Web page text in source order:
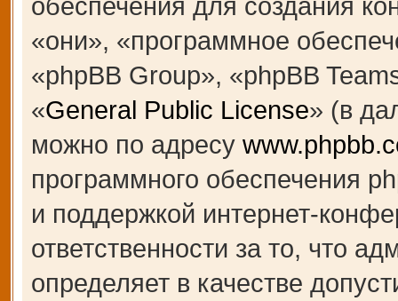
«они», «программное
«phpBB Group», «phpBB
«General Public License» (в
можно по адресу
программного обеспечения
и поддержкой интернет-
ответственности за то, что
определяет в качестве